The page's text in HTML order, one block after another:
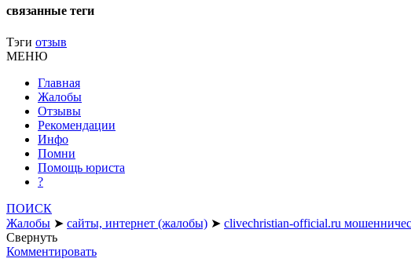
связанные теги
Тэги отзыв
МЕНЮ
Главная
Жалобы
Отзывы
Рекомендации
Инфо
Помни
Помощь юриста
?
ПОИСК
Жалобы ➤ сайты, интернет (жалобы) ➤ clivechristian-official.ru
Свернуть
Комментировать